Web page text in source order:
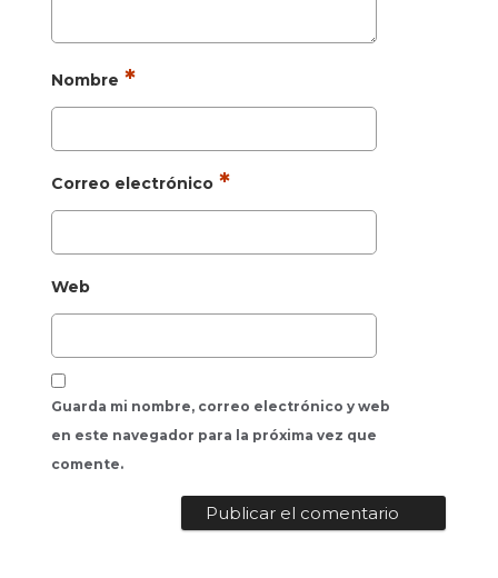
Nombre *
Correo electrónico *
Web
Guarda mi nombre, correo electrónico y web
en este navegador para la próxima vez que
comente.